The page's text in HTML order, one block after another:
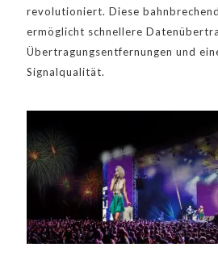
revolutioniert. Diese
ermöglicht schnellere
Übertragungsentfernungen und
Signalqualität.